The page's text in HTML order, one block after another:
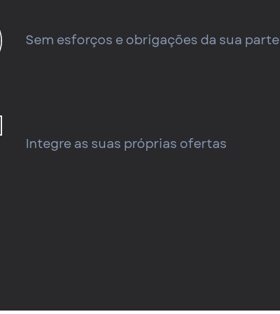
Sem esforços e obrigações da sua parte
Integre as suas próprias ofertas